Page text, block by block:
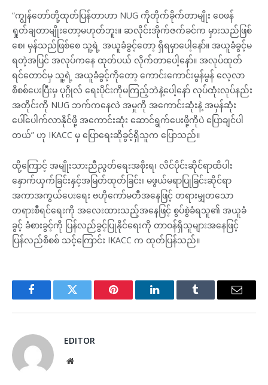
“ကျွန်တော်တို့ထုတ်ပြန်တာဟာ NUG ကိုတိုက်ခိုက်တာမျိုး ဝေဖန်
ရှုတ်ချတာမျိုးတော့မဟုတ်ဘူး။ ဆလိုင်းအိုက်ဇက်ခင်က မှားသည်ဖြစ်
စေ၊ မှန်သည်ဖြစ်စေ သူ့ရဲ့ အယူခံခွင့်တော့ ရှိရမှာပေါ့နော်။ အယူခံခွင့်မ
ရတဲ့အပြင် အလုပ်ကနေ ထုတ်ပယ် လိုက်တာပေါ့နော်။ အလုပ်ထုတ်
ရင်တောင်မှ သူ့ရဲ့ အယူခံခွင့်ကိုတော့ ကောင်းကောင်းမွန်မွန် လေ့လာ
စိ‌စစ်ပေးပြီးမှ ပုဂ္ဂိုလ် ရေးပိုင်းကိုမကြည့်ဘဲနဲ့ပေါ့နော် လုပ်ထုံးလုပ်နည်း
အတိုင်းကို NUG ဘက်ကနေလဲ အမှုကို အကောင်းဆုံးနဲ့ အမှန်ဆုံး
ပေါ်ပေါက်လာနိုင်ဖို့ အကောင်းဆုံး ဆောင်ရွက်ပေးဖို့ကိုပဲ ပြောချင်ပါ
တယ်” ဟု IKACC မှ ပြောရေးဆိုခွင့်ရှိသူက ပြောသည်။
ထို့ကြောင့် အမျိုးသားညီညွတ်ရေးအစိုးရ၊ လိင်ပိုင်းဆိုင်ရာထိပါး
နှောက်ယှက်ခြင်းနှင့်အမြတ်ထုတ်ခြင်း၊ မဖွယ်မရာပြုခြင်းဆိုင်ရာ
အကာအကွယ်ပေးရေး ဗဟိုကော်မတီအနေဖြင့် တရားမျှတသော
တရားစီရင်ရေးကို အလေးထားသည့်အနေဖြင့် စွပ်စွဲခံရသူ၏ အယူခံ
ခွင့် ခံစားခွင့်ကို ပြန်လည်ခွင့်ပြုနိုင်ရေးကို တာဝန်ရှိသူများအနေဖြင့်
ပြန်လည်စိစစ် သင့်‌ကြောင်း IKACC က ထုတ်ပြန်သည်။
FacebookTwitter Pinterest LinkedInTumblr Email
EDITOR
Website